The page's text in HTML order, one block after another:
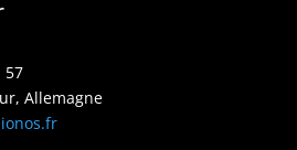
57
Allemagne